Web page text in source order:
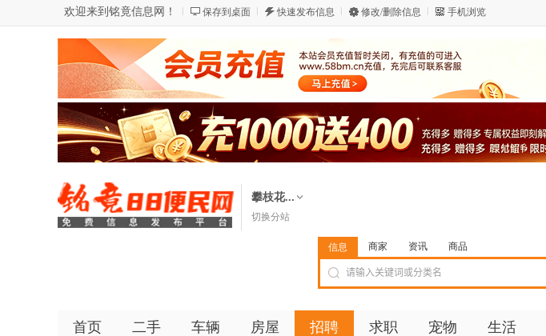
欢迎来到铭竟信息网！ 保存到桌面 快速发布信息 修改/删除信息 手机浏览
攀枝花...
切换分站
信息 商家 资讯 商品
首页 二手 车辆 房屋 招聘 求职 宠物 生活